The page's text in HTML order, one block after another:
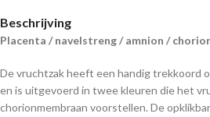
Beschrijving
Placenta / navelstreng / amnion /
De vruchtzak heeft een handig trekkoord
en is uitgevoerd in twee kleuren die het
chorionmembraan voorstellen. De